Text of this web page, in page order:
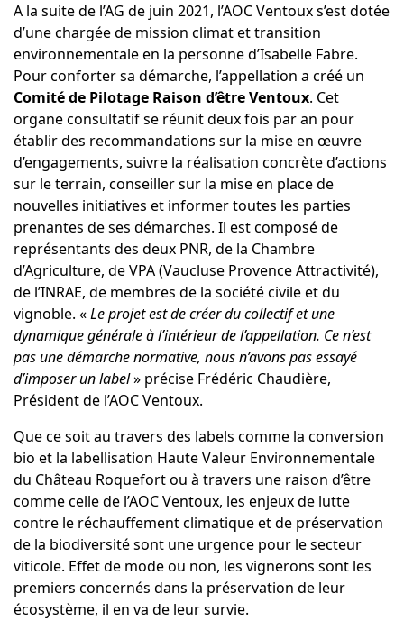
A la suite de l’AG de juin 2021, l’AOC Ventoux s’est dotée
d’une chargée de mission climat et transition
environnementale en la personne d’Isabelle Fabre.
Pour conforter sa démarche, l’appellation a créé un
Comité de Pilotage Raison d’être Ventoux. Cet
organe consultatif se réunit deux fois par an pour
établir des recommandations sur la mise en œuvre
d’engagements, suivre la réalisation concrète d’actions
sur le terrain, conseiller sur la mise en place de
nouvelles initiatives et informer toutes les parties
prenantes de ses démarches. Il est composé de
représentants des deux PNR, de la Chambre
d’Agriculture, de VPA (Vaucluse Provence Attractivité),
de l’INRAE, de membres de la société civile et du
vignoble. «Le projet est de créer du collectif et une
dynamique générale à l’intérieur de l’appellation. Ce n’est
pas une démarche normative, nous n’avons pas essayé
d’imposer un label» précise Frédéric Chaudière,
Président de l’AOC Ventoux.
Que ce soit au travers des labels comme la conversion
bio et la labellisation Haute Valeur Environnementale
du Château Roquefortou à travers une raison d’être
comme celle de l’AOC Ventoux, les enjeux de lutte
contre le réchauffement climatique et de préservation
de la biodiversité sont une urgence pour le secteur
viticole. Effet de mode ou non, les vignerons sont les
premiers concernés dans la préservation de leur
écosystème, il en va de leur survie.